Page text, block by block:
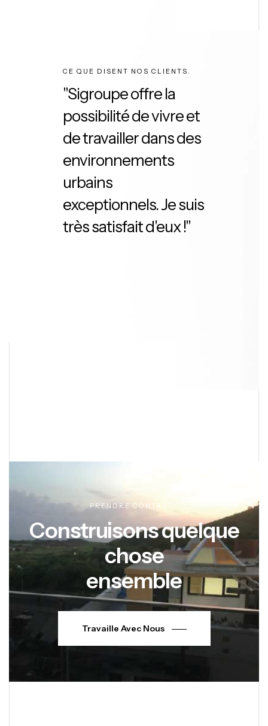
CE QUE DISENT NOS CLIENTS.
"Sigroupe offre la
possibilité de vivre et
de travailler dans des
environnements
urbains
exceptionnels. Je suis
très satisfait d'eux !"
PRENDRE CONTACT .
Construisons quelque
chose
ensemble
Travaille Avec Nous